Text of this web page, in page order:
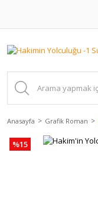
Anasayfa Grafik Roman
%15